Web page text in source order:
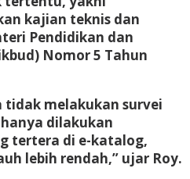
kajian teknis dan
Pendidikan dan
Nomor 5 Tahun
tidak melakukan survei
dilakukan
tertera di e-katalog,
lebih rendah,” ujar Roy.